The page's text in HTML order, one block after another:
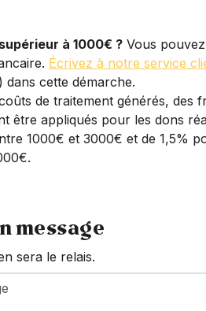
à 1000€ ? Vous
Écrivez à notre service
dans cette démarche.
de traitement générés, des
être appliqués pour les dons
1000€ et 3000€ et de 1,5%
message
sera le relais.